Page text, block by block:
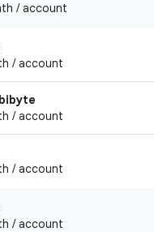
/ account
/ account
/ account
/ account
/ account